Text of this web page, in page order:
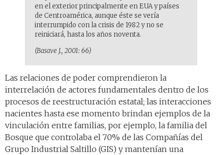
en el exterior principalmente en EUA y países
de Centroamérica, aunque éste se vería
interrumpido con la crisis de 1982 y no se
reiniciará, hasta los años noventa.
(Basave J., 2001: 66)
Las relaciones de poder comprendieron la
interrelación de actores fundamentales dentro de los
procesos de reestructuración estatal; las interacciones
nacientes hasta ese momento brindan ejemplos de la
vinculación entre familias, por ejemplo, la familia del
Bosque que controlaba el 70% de las Compañías del
Grupo Industrial Saltillo (GIS) y mantenían una